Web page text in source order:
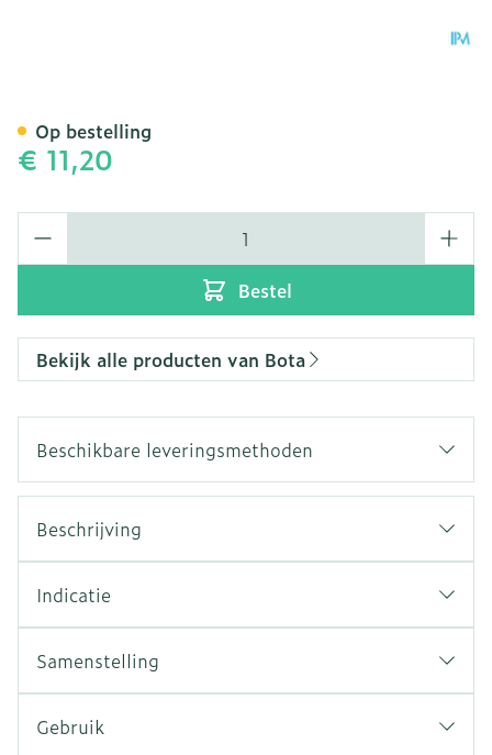
€ 11,20
Bestel
Op bestelling
Bekijk alle producten van Bota
Beschikbare leveringsmethoden
Beschrijving
Indicatie
Samenstelling
Gebruik